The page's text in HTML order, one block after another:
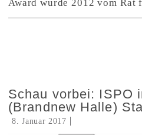
Award wurde 2012 vom
Schau vorbei: ISPO
(Brandnew Halle)
8. Januar 2017